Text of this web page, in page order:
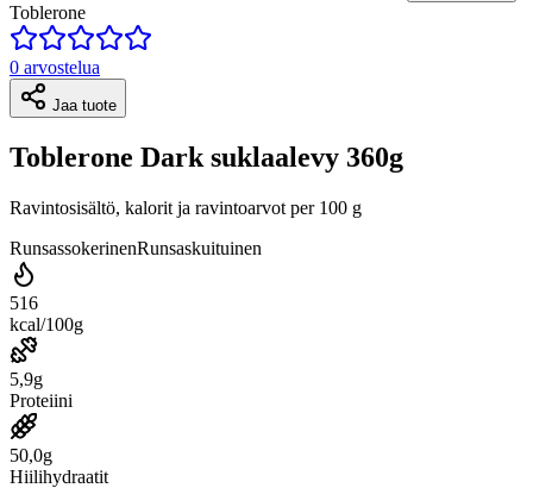
Toblerone
0 arvostelua
Jaa tuote
Toblerone Dark suklaalevy 360g
Ravintosisältö, kalorit ja ravintoarvot per 100 g
RunsassokerinenRunsaskuituinen
516
kcal/100g
5,9g
Proteiini
50,0g
Hiilihydraatit